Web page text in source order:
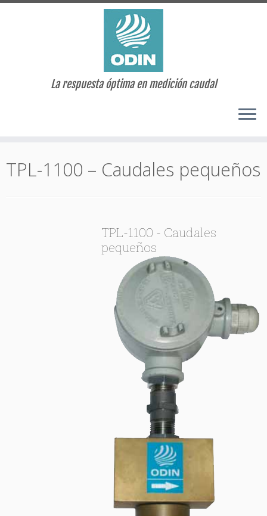
contenido
La respuesta óptima en medición caudal
TPL-1100 – Caudales pequeños
TPL-1100 - Caudales
pequeños